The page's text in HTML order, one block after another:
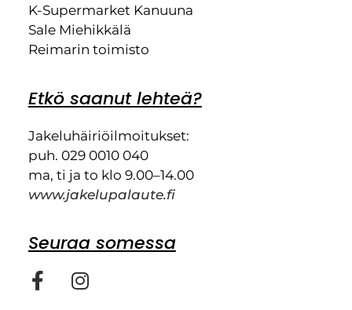
K-Supermarket Kanuuna
Sale Miehikkälä
Reimarin toimisto
Etkö saanut lehteä?
Jakeluhäiriöilmoitukset:
puh. 029 0010 040
ma, ti ja to klo 9.00–14.00
www.jakelupalaute.fi
Seuraa somessa